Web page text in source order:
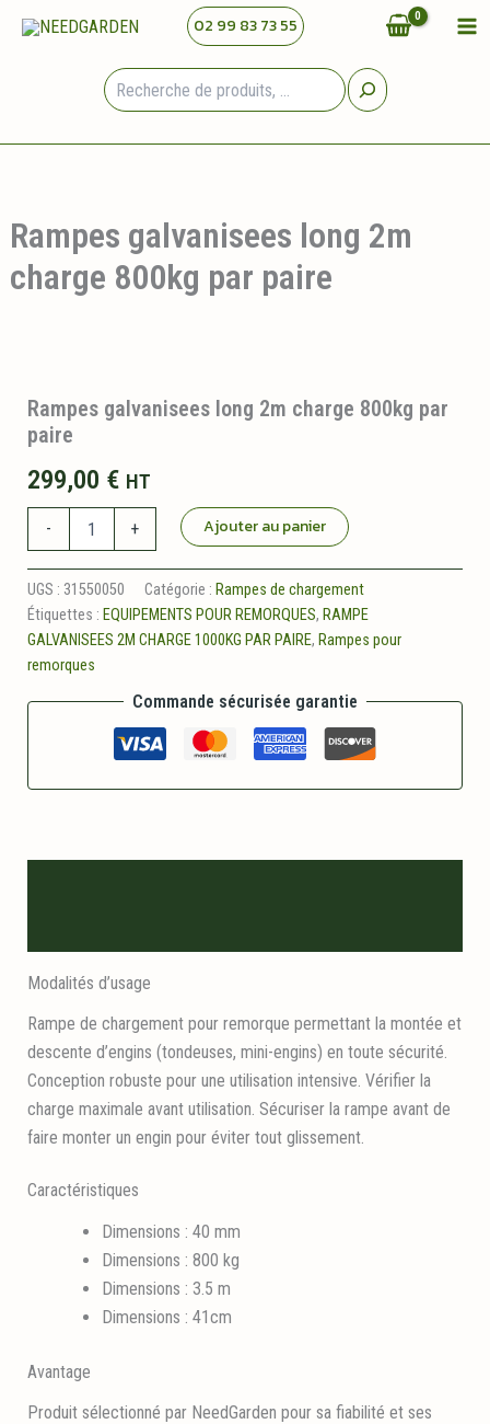
02 99 83 73 55
Rampes galvanisees long 2m
charge 800kg par paire
Rampes galvanisees long 2m charge 800kg par
paire
299,00 € HT
-
galvanisees
long
charge
800kg
+ Ajouter au panier
UGS : 31550050 Catégorie : Rampes de chargement
Étiquettes : EQUIPEMENTS POUR REMORQUES, RAMPE
GALVANISEES 2M CHARGE 1000KG PAR PAIRE, Rampes pour
remorques
Commande sécurisée garantie
Modalités d’usage
Rampe de chargement pour remorque permettant la montée et
descente d’engins (tondeuses, mini-engins) en toute sécurité.
Conception robuste pour une utilisation intensive. Vérifier la
charge maximale avant utilisation. Sécuriser la rampe avant de
faire monter un engin pour éviter tout glissement.
Caractéristiques
Dimensions : 40 mm
Dimensions : 800 kg
Dimensions : 3.5 m
Dimensions : 41cm
Avantage
Produit sélectionné par NeedGarden pour sa fiabilité et ses